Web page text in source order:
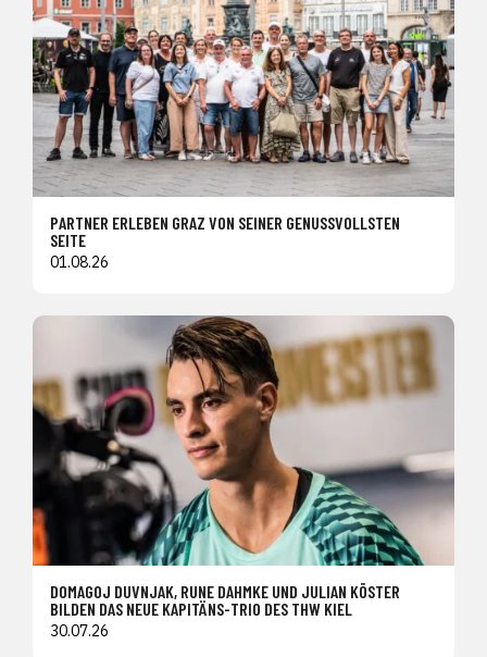
PARTNER ERLEBEN GRAZ VON SEINER GENUSSVOLLSTEN
SEITE
01.08.26
DOMAGOJ DUVNJAK, RUNE DAHMKE UND JULIAN KÖSTER
BILDEN DAS NEUE KAPITÄNS-TRIO DES THW KIEL
30.07.26